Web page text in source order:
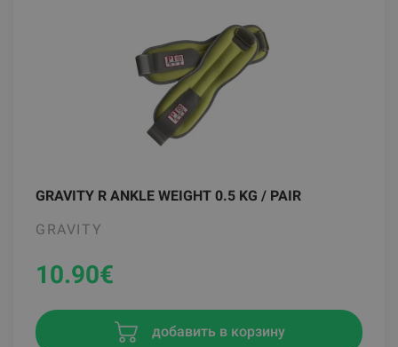
GRAVITY R ANKLE WEIGHT 0.5 KG / PAIR
GRAVITY
10.90€
добавить в корзину